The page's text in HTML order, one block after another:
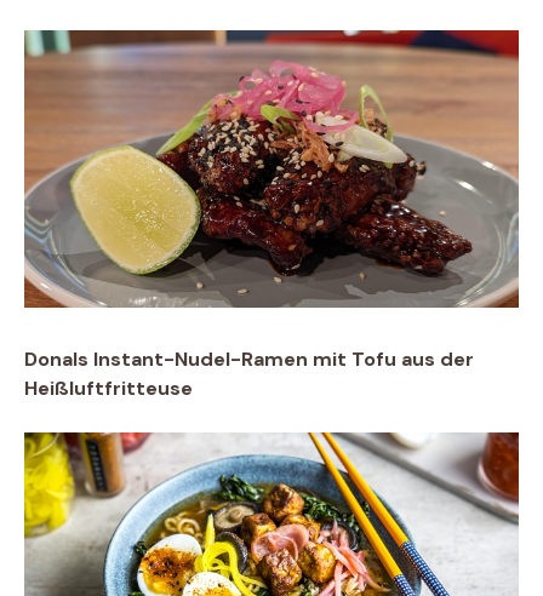
Donals Instant-Nudel-Ramen mit Tofu aus der
Heißluftfritteuse